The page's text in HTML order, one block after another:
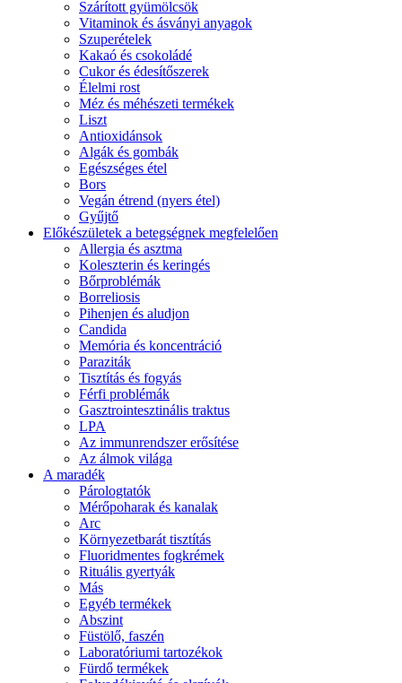
Szárított gyümölcsök
Vitaminok és ásványi anyagok
Szuperételek
Kakaó és csokoládé
Cukor és édesítőszerek
Élelmi rost
Méz és méhészeti termékek
Liszt
Antioxidánsok
Algák és gombák
Egészséges étel
Bors
Vegán étrend (nyers étel)
Gyűjtő
Előkészületek a betegségnek megfelelően
Allergia és asztma
Koleszterin és keringés
Bőrproblémák
Borreliosis
Pihenjen és aludjon
Candida
Memória és koncentráció
Paraziták
Tisztítás és fogyás
Férfi problémák
Gasztrointesztinális traktus
LPA
Az immunrendszer erősítése
Az álmok világa
A maradék
Párologtatók
Mérőpoharak és kanalak
Arc
Környezetbarát tisztítás
Fluoridmentes fogkrémek
Rituális gyertyák
Más
Egyéb termékek
Abszint
Füstölő, faszén
Laboratóriumi tartozékok
Fürdő termékek